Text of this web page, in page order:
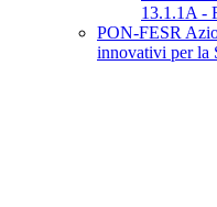
13.1.1A -
PON-FESR
innovativi per la